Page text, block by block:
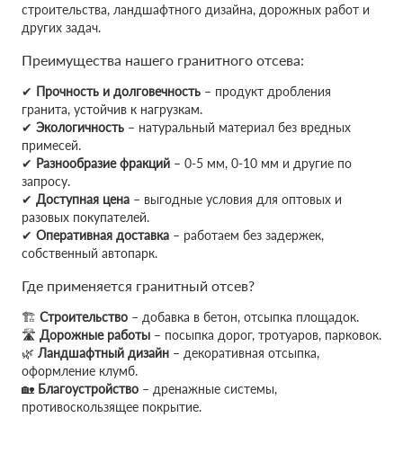
строительства, ландшафтного дизайна, дорожных работ и
других задач.
Преимущества нашего гранитного отсева:
✔ Прочность и долговечность – продукт дробления
гранита, устойчив к нагрузкам.
✔ Экологичность – натуральный материал без вредных
примесей.
✔ Разнообразие фракций – 0-5 мм, 0-10 мм и другие по
запросу.
✔ Доступная цена – выгодные условия для оптовых и
разовых покупателей.
✔ Оперативная доставка – работаем без задержек,
собственный автопарк.
Где применяется гранитный отсев?
🏗 Строительство – добавка в бетон, отсыпка площадок.
🛣 Дорожные работы – посыпка дорог, тротуаров, парковок.
🌿 Ландшафтный дизайн – декоративная отсыпка,
оформление клумб.
🏡 Благоустройство – дренажные системы,
противоскользящее покрытие.